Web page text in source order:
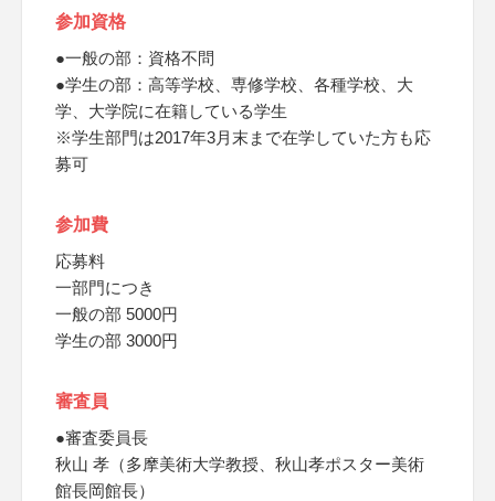
参加資格
●一般の部：資格不問
●学生の部：高等学校、専修学校、各種学校、大
学、大学院に在籍している学生
※学生部門は2017年3月末まで在学していた方も応
募可
参加費
応募料
一部門につき
一般の部 5000円
学生の部 3000円
審査員
●審査委員長
秋山 孝（多摩美術大学教授、秋山孝ポスター美術
館長岡館長）